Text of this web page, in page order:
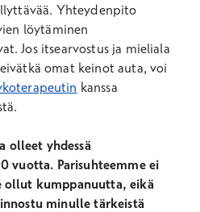
Yhteydenpito
löytäminen
Jos itsearvostus ja mieliala
omat keinot auta, voi
kanssa
olleet yhdessä
vuotta. Parisuhteemme ei
ollut kumppanuutta, eikä
minulle tärkeistä